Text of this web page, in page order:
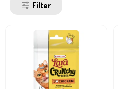
Filter